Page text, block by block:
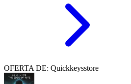
OFERTA DE: Quickkeysstore